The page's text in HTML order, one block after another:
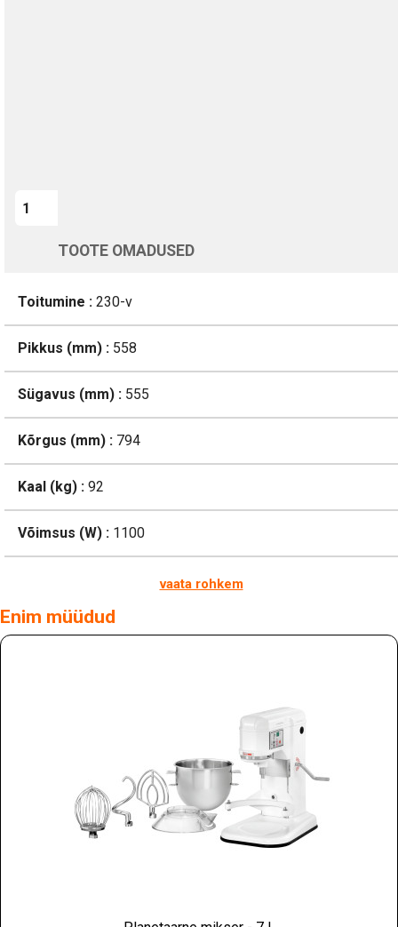
TOOTE OMADUSED
Toitumine : 230-v
Pikkus (mm) : 558
Sügavus (mm) : 555
Kõrgus (mm) : 794
Kaal (kg) : 92
Võimsus (W) : 1100
vaata rohkem
Enim müüdud